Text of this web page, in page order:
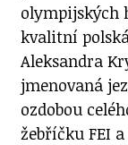
olympijských
kvalitní
Aleksandra
jmenovaná
ozdobou
žebříčku FEI